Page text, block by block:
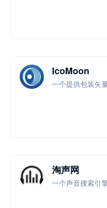
IcoMoon
一个提供包装矢
淘声网
一个声音搜索引